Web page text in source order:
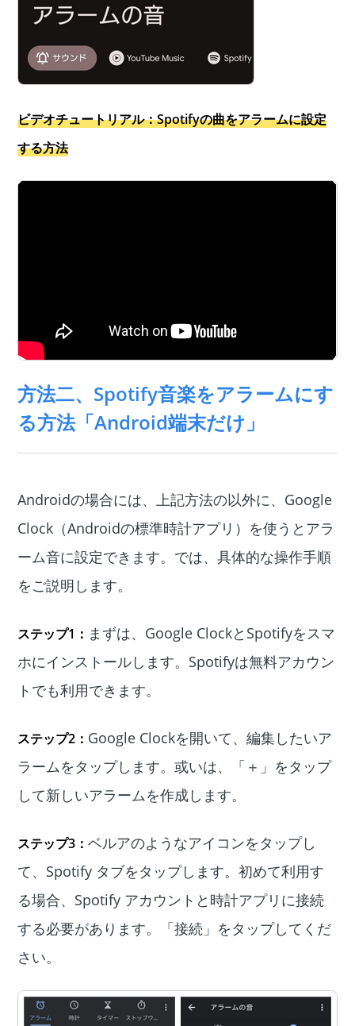
ビデオチュートリアル：Spotifyの曲をアラームに設定
する方法
方法二、Spotify音楽をアラームにす
る方法「Android端末だけ」
Androidの場合には、上記方法の以外に、Google
Clock（Androidの標準時計アプリ）を使うとアラ
ーム音に設定できます。では、具体的な操作手順
をご説明します。
ステップ1： まずは、Google ClockとSpotifyをスマ
ホにインストールします。Spotifyは無料アカウン
トでも利用できます。
ステップ2： Google Clockを開いて、編集したいア
ラームをタップします。或いは、「＋」をタップ
して新しいアラームを作成します。
ステップ3：ベルアのようなアイコンをタップし
て、Spotify タブをタップします。初めて利用す
る場合、Spotify アカウントと時計アプリに接続
する必要があります。「接続」をタップしてくだ
さい。